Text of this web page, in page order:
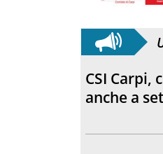
CSI Carpi,
anche a